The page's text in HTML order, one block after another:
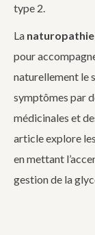
type 2.
La naturopathie
pour
naturellement le
symptômes par
médicinales et
article explore
en mettant
gestion de la